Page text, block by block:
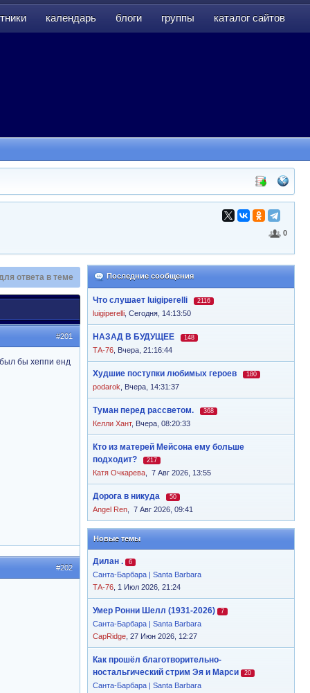
календарь блоги группы каталог сайтов
0
Последние сообщения
Что слушает luigiperelli 2116
luigiperelli Сегодня, 14:13:50
НАЗАД В БУДУЩЕЕ 148
ТА-76 Вчера, 21:16:44
Худшие поступки любимых героев 180
podarok Вчера, 14:31:37
Туман перед рассветом. 368
Келли Хант, Вчера, 08:20:33
Кто из матерей Мейсона ему больше
подходит?
217
Катя Очкарева 7 Авг 2026, 13:55
Дорога в никуда 50
Angel Ren 7 Авг 2026, 09:41
Новые темы
Дилан . 6
Санта-Барбара | Santa Barbara
ТА-76 , 1 Июл 2026, 21:24
Умер Ронни Шелл (1931-2026) 7
Санта-Барбара | Santa Barbara
CapRidge , 27 Июн 2026, 12:27
Как прошёл благотворительно-
ностальгический стрим Эя и Марси
20
Санта-Барбара | Santa Barbara
ответа в теме
#201
бы хеппи енд
#202